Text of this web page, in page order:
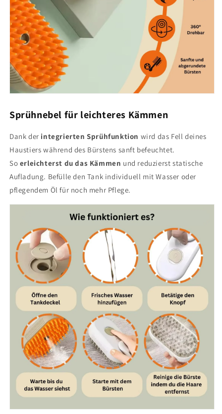
Sprühnebel für leichteres Kämmen
Dank der integrierten Sprühfunktion wird das Fell deines
Haustiers während des Bürstens sanft befeuchtet.
So erleichterst du das Kämmen und reduzierst statische
Aufladung. Befülle den Tank individuell mit Wasser oder
pflegendem Öl für noch mehr Pflege.